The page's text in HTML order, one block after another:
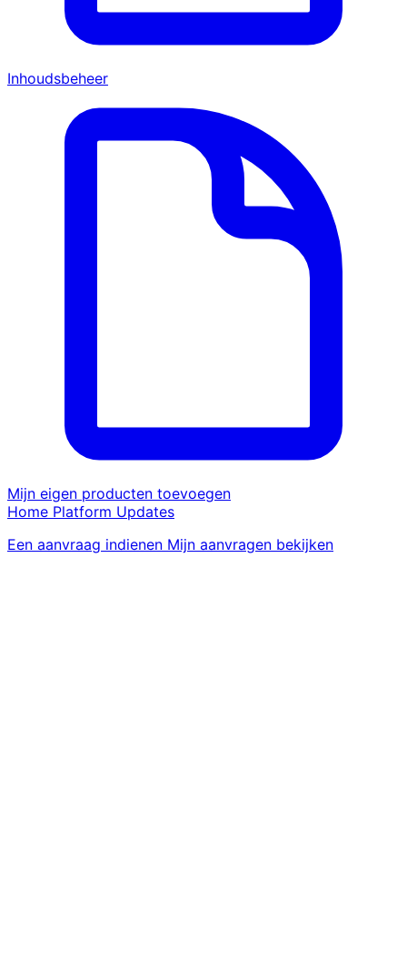
Inhoudsbeheer
Mijn eigen producten toevoegen
Home Platform Updates
Een aanvraag indienen Mijn aanvragen bekijken